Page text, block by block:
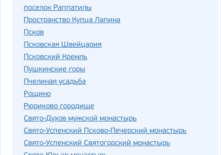
поселок Раппатилы
Пространство Купца Лапина
Псков
Псковская Швейцария
Псковский Кремль
Пушкинские горы
Пчелиная усадьба
Рощино
Рюриково городище
Свято-Духов мужской монастырь
Свято-Успенский Псково-Печерский монастырь
Свято-Успенский Святогорский монастырь